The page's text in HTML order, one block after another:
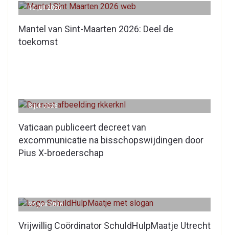
Mantel van Sint-Maarten 2026: Deel de
toekomst
10 juli 2026
Vaticaan publiceert decreet van
excommunicatie na bisschopswijdingen door
Pius X-broederschap
3 juli 2026
Vrijwillig Coördinator SchuldHulpMaatje Utrecht
24 juni 2026